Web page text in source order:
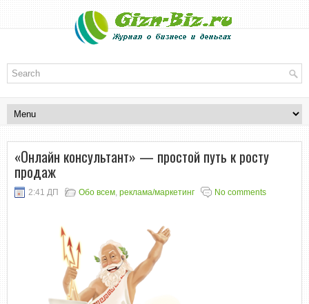
«Онлайн консультант» — простой путь к росту
продаж
2:41 ДП Обо всем, реклама/маркетинг No comments